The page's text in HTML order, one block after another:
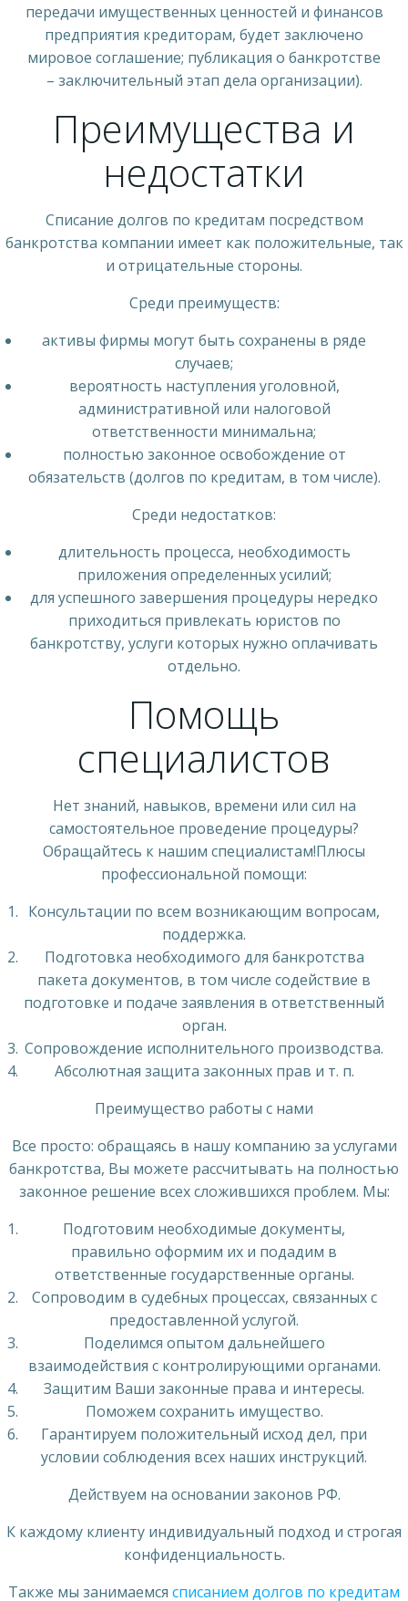
передачи имущественных ценностей и финансов
предприятия кредиторам, будет заключено
мировое соглашение; публикация о банкротстве
– заключительный этап дела организации).
Преимущества и
недостатки
Списание долгов по кредитам посредством
банкротства компании имеет как положительные, так
и отрицательные стороны.
Среди преимуществ:
активы фирмы могут быть сохранены в ряде
случаев;
вероятность наступления уголовной,
административной или налоговой
ответственности минимальна;
полностью законное освобождение от
обязательств (долгов по кредитам, в том числе).
Среди недостатков:
длительность процесса, необходимость
приложения определенных усилий;
для успешного завершения процедуры нередко
приходиться привлекать юристов по
банкротству, услуги которых нужно оплачивать
отдельно.
Помощь
специалистов
Нет знаний, навыков, времени или сил на
самостоятельное проведение процедуры?
Обращайтесь к нашим специалистам!Плюсы
профессиональной помощи:
Консультации по всем возникающим вопросам,
поддержка.
Подготовка необходимого для банкротства
пакета документов, в том числе содействие в
подготовке и подаче заявления в ответственный
орган.
Сопровождение исполнительного производства.
Абсолютная защита законных прав и т. п.
Преимущество работы с нами
Все просто: обращаясь в нашу компанию за услугами
банкротства, Вы можете рассчитывать на полностью
законное решение всех сложившихся проблем. Мы:
Подготовим необходимые документы,
правильно оформим их и подадим в
ответственные государственные органы.
Сопроводим в судебных процессах, связанных с
предоставленной услугой.
Поделимся опытом дальнейшего
взаимодействия с контролирующими органами.
Защитим Ваши законные права и интересы.
Поможем сохранить имущество.
Гарантируем положительный исход дел, при
условии соблюдения всех наших инструкций.
Действуем на основании законов РФ.
К каждому клиенту индивидуальный подход и строгая
конфиденциальность.
Также мы занимаемся списанием долгов по кредитам